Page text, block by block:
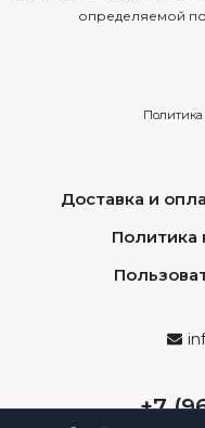
определяемой
Доставка и
Политика
+7